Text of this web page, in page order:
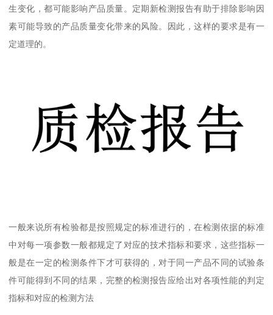
生变化，都可能影响产品质量。定期新检测报告有助于排除影响因
素可能导致的产品质量变化带来的风险。因此，这样的要求是有一
定道理的。
一般来说所有检验都是按照规定的标准进行的，在检测依据的标准
中对每一项参数一般都规定了对应的技术指标和要求，这些指标一
般是在一定的检测条件下才可获得的，对于同一产品不同的试验条
件可能得到不同的结果，完整的检测报告应给出对各项性能的判定
指标和对应的检测方法